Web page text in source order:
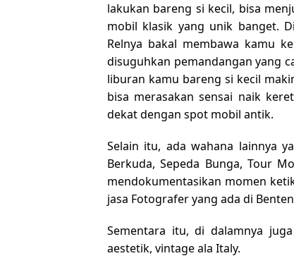
lakukan bareng si kecil, bisa
mobil klasik yang unik banget.
Relnya bakal membawa kamu
disuguhkan pemandangan yang
liburan kamu bareng si kecil
bisa merasakan sensai naik
dekat dengan spot mobil antik.
Selain itu, ada wahana lainnya
Berkuda, Sepeda Bunga, Tour
mendokumentasikan momen
jasa Fotografer yang ada di
Sementara itu, di dalamnya
aestetik, vintage ala Italy.